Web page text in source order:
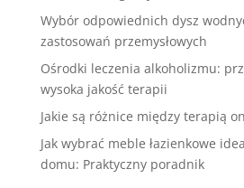
Wybór odpowiednich dysz
zastosowań przemysłowych
Ośrodki leczenia alkoholizmu:
wysoka jakość terapii
Jakie są różnice między terapią
Jak wybrać meble łazienkowe
domu: Praktyczny poradnik